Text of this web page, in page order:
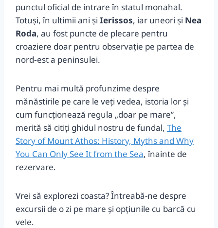
punctul oficial de intrare în statul monahal.
Totuși, în ultimii ani și Ierissos, iar uneori și Nea
Roda, au fost puncte de plecare pentru
croaziere doar pentru observație pe partea de
nord‑est a peninsulei.
Pentru mai multă profunzime despre
mănăstirile pe care le veți vedea, istoria lor și
cum funcționează regula „doar pe mare”,
merită să citiți ghidul nostru de fundal, The
Story of Mount Athos: History, Myths and Why
You Can Only See It from the Sea, înainte de
rezervare.
Vrei să explorezi coasta? Întreabă-ne despre
excursii de o zi pe mare și opțiunile cu barcă cu
vele.